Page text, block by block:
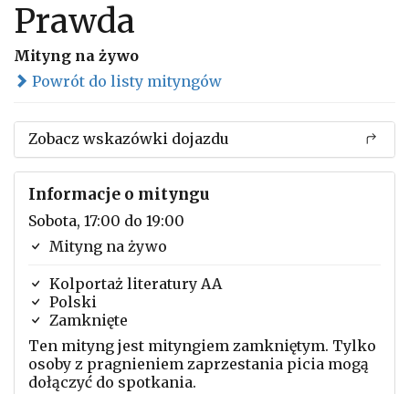
Prawda
Mityng na żywo
Powrót do listy mityngów
Zobacz wskazówki dojazdu
Informacje o mityngu
Sobota, 17:00 do 19:00
Mityng na żywo
Kolportaż literatury AA
Polski
Zamknięte
Ten mityng jest mityngiem zamkniętym. Tylko
osoby z pragnieniem zaprzestania picia mogą
dołączyć do spotkania.